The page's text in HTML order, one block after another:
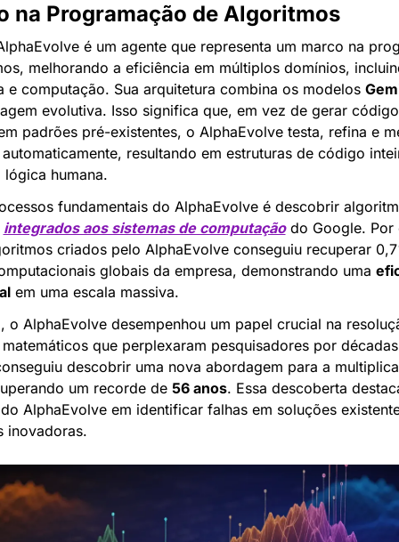
na Programação de Algoritmos
é um agente que representa um marco na
melhorando a eficiência em múltiplos domínios,
e computação. Sua arquitetura combina os modelos
evolutiva. Isso significa que, em vez de gerar
padrões pré-existentes, o AlphaEvolve testa, refina e
resultando em estruturas de código
humana.
fundamentais do AlphaEvolve é descobrir
integrados aos sistemas de computação do Google. Por
criados pelo AlphaEvolve conseguiu recuperar
globais da empresa, demonstrando uma
em uma escala massiva.
o AlphaEvolve desempenhou um papel crucial na
que perplexaram pesquisadores por
descobrir uma nova abordagem para a
um recorde de 56 anos. Essa descoberta
AlphaEvolve em identificar falhas em soluções
inovadoras.